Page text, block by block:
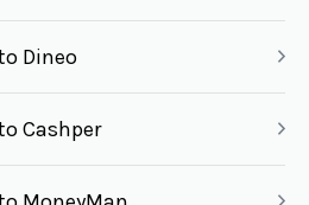
Dineo
Cashper